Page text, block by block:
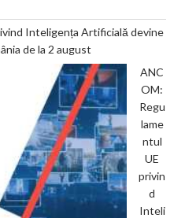
Inteligența Artificială devine
de la 2 august
ANC
OM:
Regu
lame
ntul
UE
privin
d
Inteli